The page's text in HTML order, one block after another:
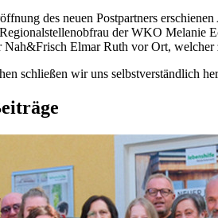
des neuen Postpartners
der WKO Melanie
Nah&Frisch Elmar Ruth vor Ort, welcher
schließen wir uns selbstverständlich